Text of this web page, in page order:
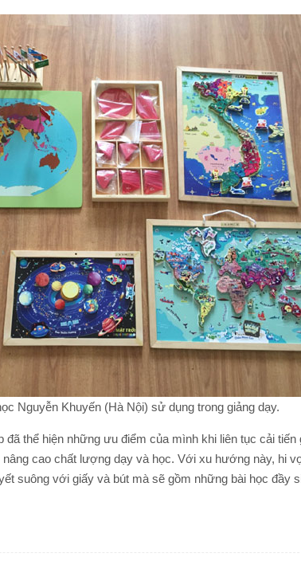
Nguyễn Khuyến (Hà Nội) sử dụng trong giảng dạy.
thể hiện những ưu điểm của mình khi liên tục cải
cao chất lượng dạy và học. Với xu hướng này, hi
suông với giấy và bút mà sẽ gồm những bài học đầy